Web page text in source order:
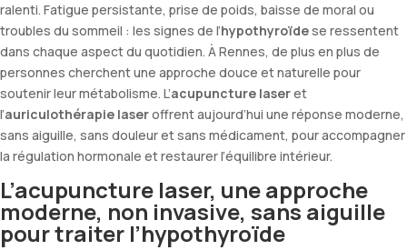
ralenti. Fatigue persistante, prise de poids, baisse de moral ou
troubles du sommeil : les signes de l’hypothyroïdese ressentent
dans chaque aspect du quotidien. À Rennes, de plus en plus de
personnes cherchent une approche douce et naturelle pour
soutenir leur métabolisme. L’acupuncture laseret
l’auriculothérapie laseroffrent aujourd’hui une réponse moderne,
sans aiguille, sans douleur et sans médicament, pour accompagner
la régulation hormonale et restaurer l’équilibre intérieur.
L’acupuncture laser, une approche
moderne, non invasive, sans aiguille
pour traiter l’hypothyroïde